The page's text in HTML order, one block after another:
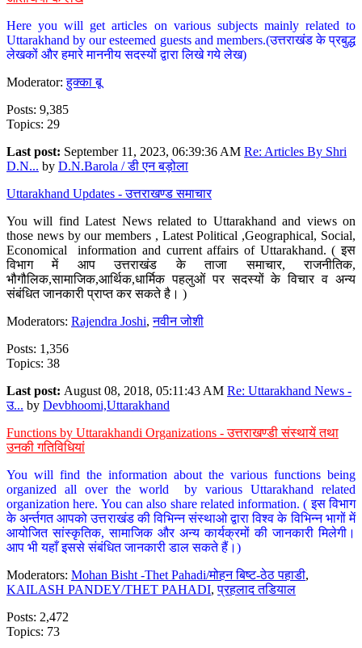
Here you will get articles on various subjects mainly related to
Uttarakhand by our esteemed guests and members.(उत्तराखंड के प्रबुद्ध
लेखकों और हमारे माननीय सदस्यों द्वारा लिखे गये लेख)
Moderator:हुक्का बू
Posts: 9,385
Topics: 29
Last post: September 11, 2023, 06:39:36 AM Re: Articles By Shri
D.N... by D.N.Barola / डी एन बड़ोला
Uttarakhand Updates - उत्तराखण्ड समाचार
You will find Latest News related to Uttarakhand and views on
those news by our members , Latest Political ,Geographical, Social,
Economical information and current affairs of Uttarakhand. ( इस
विभाग में आप उत्तराखंड के ताजा समाचार, राजनीतिक,
भौगौलिक,सामाजिक,आर्थिक,धार्मिक पहलुओं पर सदस्यों के विचार व अन्य
संबंधित जानकारी प्राप्त कर सकते है। )
Moderators: Rajendra Joshi,नवीन जोशी
Posts: 1,356
Topics: 38
Last post: August 08, 2018, 05:11:43 AM Re: Uttarakhand News -
उ... by Devbhoomi,Uttarakhand
Functions by Uttarakhandi Organizations - उत्तराखण्डी संस्थायें तथा
उनकी गतिविधियां
You will find the information about the various functions being
organized all over the world by various Uttarakhand related
organization here. You can also share related information. ( इस विभाग
के अर्न्तगत आपको उत्तराखंड की विभिन्न संस्थाओ द्वारा विश्व के विभिन्न भागों में
आयोजित सांस्कृतिक, सामाजिक और अन्य कार्यक्रमों की जानकारी मिलेगी।
आप भी यहाँ इससे संबंधित जानकारी डाल सकते हैं।)
Moderators: Mohan Bisht -Thet Pahadi/मोहन बिष्ट-ठेठ पहाडी,
KAILASH PANDEY/THET PAHADI,प्रहलाद तडियाल
Posts: 2,472
Topics: 73